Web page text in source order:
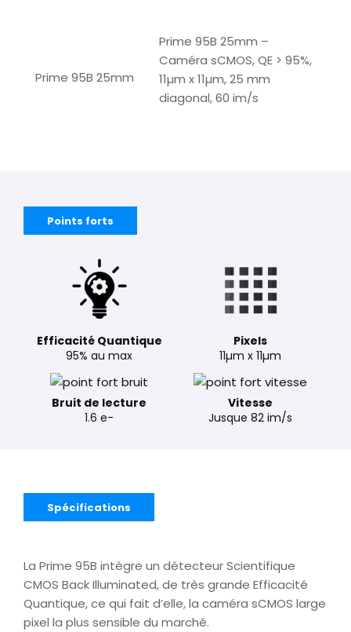
Prime 95B 25mm
Prime 95B 25mm –
Caméra sCMOS, QE > 95%,
11µm x 11µm, 25 mm
diagonal, 60 im/s
Points forts
Efficacité Quantique
95% au max
Pixels
11µm x 11µm
Bruit de lecture
1.6 e-
Vitesse
Jusque 82 im/s
Spécifications
La Prime 95B intègre un détecteur Scientifique
CMOS Back Illuminated, de très grande Efficacité
Quantique, ce qui fait d’elle, la caméra sCMOS large
pixel la plus sensible du marché.